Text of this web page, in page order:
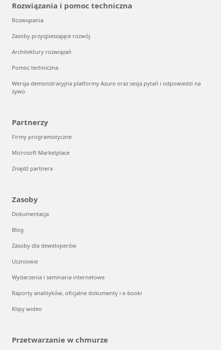
Rozwiązania i pomoc techniczna
Rozwiązania
Zasoby przyspieszające rozwój
Architektury rozwiązań
Pomoc techniczna
Wersja demonstracyjna platformy Azure oraz sesja pytań i odpowiedzi na
żywo
Partnerzy
Firmy programistyczne
Microsoft Marketplace
Znajdź partnera
Zasoby
Dokumentacja
Blog
Zasoby dla deweloperów
Uczniowie
Wydarzenia i seminaria internetowe
Raporty analityków, oficjalne dokumenty i e-booki
Klipy wideo
Przetwarzanie w chmurze